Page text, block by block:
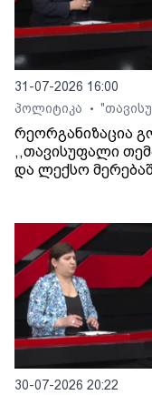
31-07-2026 16:00
პოლიტიკა
•
რეორგანიზაცია
,,თავისუფალი
და ლექსო
30-07-2026 20:22